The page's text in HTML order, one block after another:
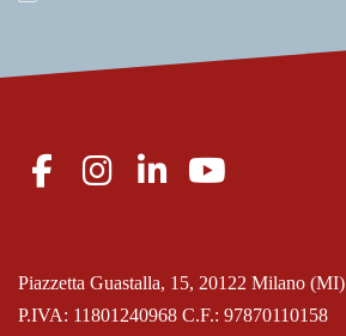
P.IVA: 11801240968 C.F.: 97870110158
Piazzetta Guastalla, 15, 20122 Milano (MI)